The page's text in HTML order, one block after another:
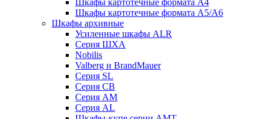
Шкафы картотечные формата А4
Шкафы картотечные формата А5/А6
Шкафы архивные
Усиленные шкафы ALR
Серия ШХА
Nobilis
Valberg и BrandMauer
Cерия SL
Серия СВ
Серия АМ
Серия AL